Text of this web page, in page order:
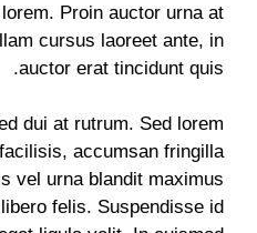
Proin auctor urna at
cursus laoreet ante, in
auctor erat tincidunt quis.
dui at rutrum. Sed lorem
accumsan fringilla
vel urna blandit maximus
felis. Suspendisse id